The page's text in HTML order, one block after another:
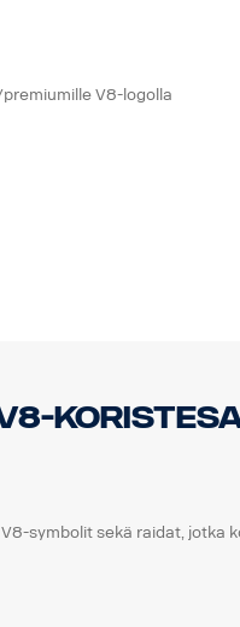
V8-logolla
symbolit sekä raidat, jotka